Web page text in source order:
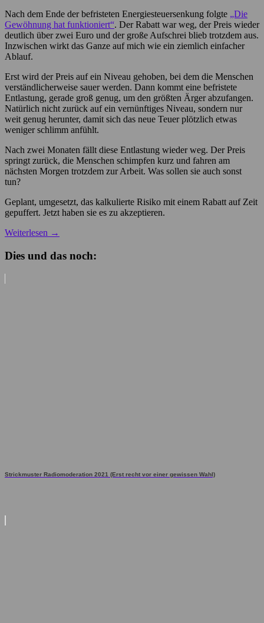
Nach dem Ende der befristeten Energiesteuersenkung folgte „Die
Gewöhnung hat funktioniert“. Der Rabatt war weg, der Preis wieder
deutlich über zwei Euro und der große Aufschrei blieb trotzdem aus.
Inzwischen wirkt das Ganze auf mich wie ein ziemlich einfacher
Ablauf.
Erst wird der Preis auf ein Niveau gehoben, bei dem die Menschen
verständlicherweise sauer werden. Dann kommt eine befristete
Entlastung, gerade groß genug, um den größten Ärger abzufangen.
Natürlich nicht zurück auf ein vernünftiges Niveau, sondern nur
weit genug herunter, damit sich das neue Teuer plötzlich etwas
weniger schlimm anfühlt.
Nach zwei Monaten fällt diese Entlastung wieder weg. Der Preis
springt zurück, die Menschen schimpfen kurz und fahren am
nächsten Morgen trotzdem zur Arbeit. Was sollen sie auch sonst
tun?
Geplant, umgesetzt, das kalkulierte Risiko mit einem Rabatt auf Zeit
gepuffert. Jetzt haben sie es zu akzeptieren.
Weiterlesen →
Dies und das noch:
Strickmuster Radiomoderation 2021 (Erst recht vor einer gewissen Wahl)